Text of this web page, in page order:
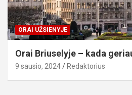
ORAI UŽSIENYJE
Orai Briuselyje – kada
9 sausio, 2024 Redaktorius